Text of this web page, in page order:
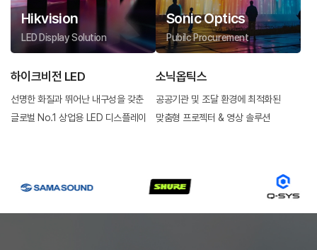
Hikvision
LED Display Solution
하이크비전 LED
선명한 화질과 뛰어난 내구성을 갖춘
글로벌 No.1 상업용 LED 디스플레이
Sonic Optics
Pubilc Procurement
소닉옵틱스
공공기관 및 조달 환경에 최적화된
맞춤형 프로젝터 & 영상 솔루션